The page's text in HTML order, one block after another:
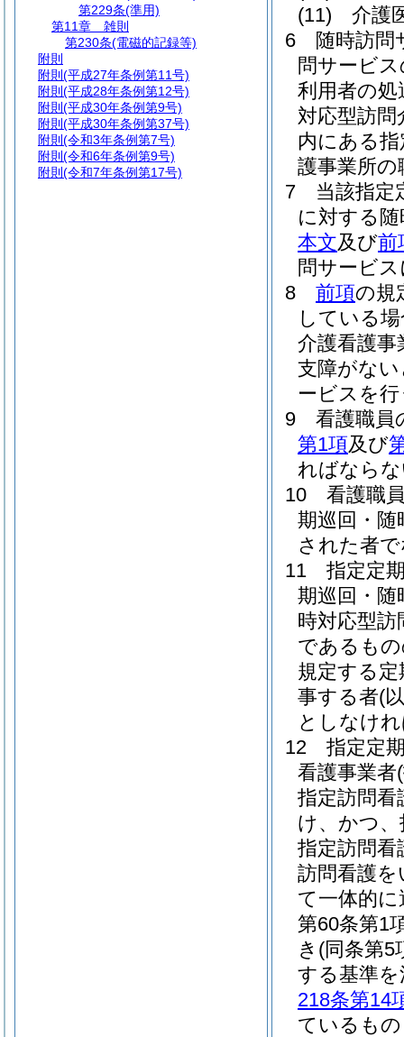
(11)
介護
6
随時訪問
問サービ
利用者の処
対応型訪
内にある
護事業所
7
当該指定
に対する
本文及び前
問サービ
8
前項の規
している
介護看護
支障がな
ービスを
9
看護職員
第1項及び
ればなら
10
看護職
期巡回・随
された者
11
指定定
期巡回・随
時対応型
であるも
規定する
事する者(
としなけ
12
指定定
看護事業者
指定訪問看
け、かつ
指定訪問看
訪問看護
て一体的
第60条第1
き (同条第5
する基準
218条第14
ているも
第229条(準用)
第11章
雑則
第230条(電磁的記録等)
附則
附則 (平成27年条例第11号)
附則 (平成28年条例第12号)
附則 (平成30年条例第9号)
附則 (平成30年条例第37号)
附則 (令和3年条例第7号)
附則 (令和6年条例第9号)
附則 (令和7年条例第17号)